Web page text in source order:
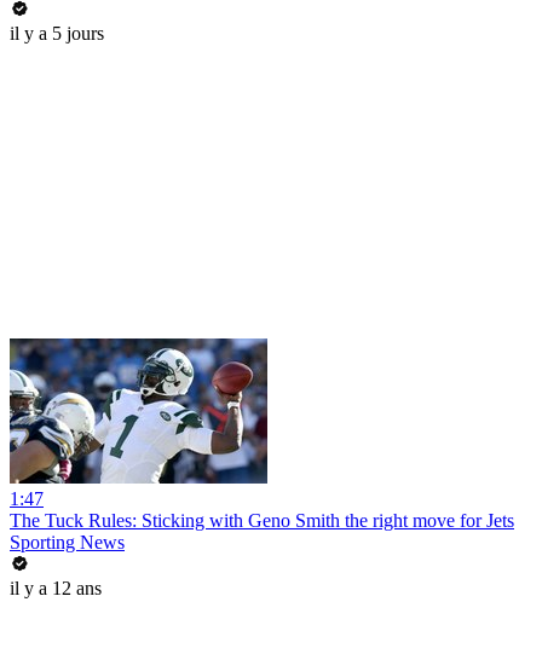
il y a 5 jours
1:47
The Tuck Rules: Sticking with Geno Smith the right move for Jets
Sporting News
il y a 12 ans